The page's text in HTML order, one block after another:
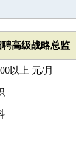
聘高级战略总监
以上 元/月